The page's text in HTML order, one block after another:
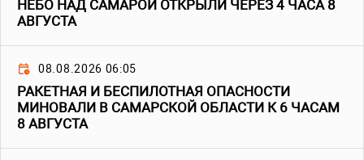
НЕБО НАД САМАРОЙ ОТКРЫЛИ ЧЕРЕЗ 4 ЧАСА 8
АВГУСТА
08.08.2026 06:05
РАКЕТНАЯ И БЕСПИЛОТНАЯ ОПАСНОСТИ
МИНОВАЛИ В САМАРСКОЙ ОБЛАСТИ К 6 ЧАСАМ
8 АВГУСТА